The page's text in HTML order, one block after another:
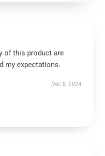
of this product are
my expectations.
Dec 8, 2024